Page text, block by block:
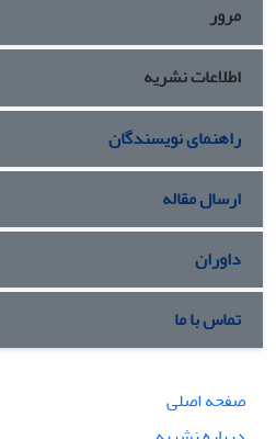
مرور
اطلاعات نشریه
راهنمای نویسندگان
ارسال مقاله
داوران
تماس با ما
صفحه اصلی